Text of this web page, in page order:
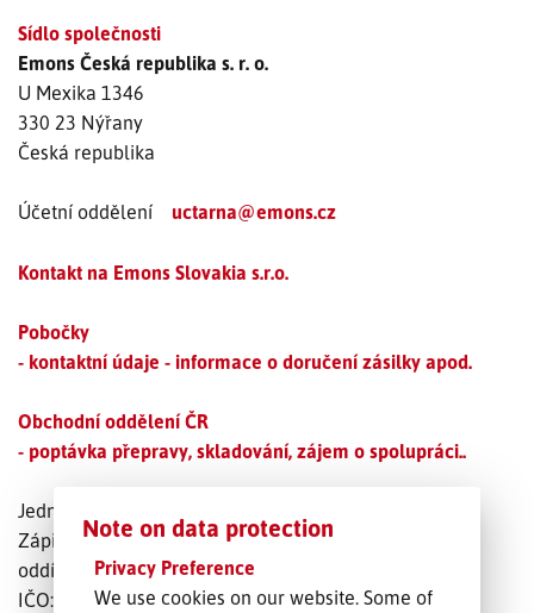
SLEDOVÁNÍ ZÁSILKY
POPTÁVKA PŘEPRAVY
Sídlo společnosti
Emons Česká republika s. r. o.
U Mexika 1346
330 23 Nýřany
Česká republika
Účetní oddělení uctarna@emons.cz
Kontakt na Emons Slovakia s.r.o.
Pobočky
- kontaktní údaje - informace o doručení zásilky apod.
Obchodní oddělení ČR
- poptávka přepravy, skladování, zájem o spolupráci..
Jednatelé: Ulf Kühnreich, Thorsten Heuser
Zápis v Obchodním rejstříku u Krajského soudu v Plzni,
oddíl C, vložka 174 69
IČO: 26393468 DIČ: CZ26393468
Note on data protection
Privacy Preference
We use cookies on our website. Some of